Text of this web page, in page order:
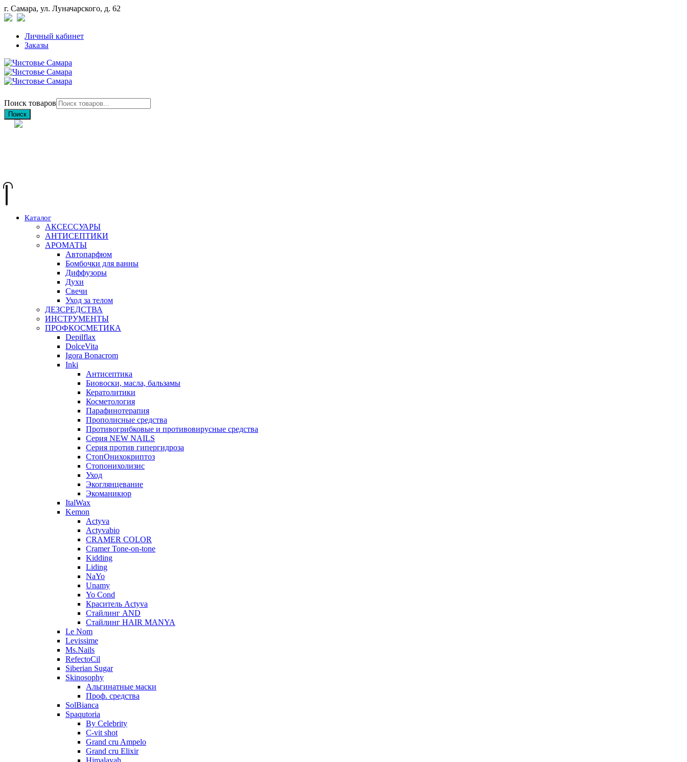
г. Самара, ул. Луначарского, д. 62
Личный кабинет
Заказы
Поиск товаров
Поиск
Каталог
АКСЕССУАРЫ
АНТИСЕПТИКИ
АРОМАТЫ
Автопарфюм
Бомбочки для ванны
Диффузоры
Духи
Свечи
Уход за телом
ДЕЗСРЕДСТВА
ИНСТРУМЕНТЫ
ПРОФКОСМЕТИКА
Depilflax
DolceVita
Igora Bonacrom
Inki
Антисептика
Биовоски, масла, бальзамы
Кератолитики
Косметология
Парафинотерапия
Прополисные средства
Противогрибковые и противовирусные средства
Серия NEW NAILS
Серия против гипергидроза
СтопОнихокриптоз
Стопонихолизис
Уход
Экоглянцевание
Экоманикюр
ItalWax
Kemon
Actyva
Actyvabio
CRAMER COLOR
Cramer Tone-on-tone
Kidding
Liding
NaYo
Unamy
Yo Cond
Краситель Actyva
Стайлинг AND
Стайлинг HAIR MANYA
Le Nom
Levissime
Ms.Nails
RefectoCil
Siberian Sugar
Skinosophy
Альгинатные маски
Проф. средства
SolBianca
Spaqutoria
By Celebrity
C-vit shot
Grand cru Ampelo
Grand сru Elixir
Himalayah